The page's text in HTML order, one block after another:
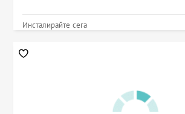
Инсталирайте сега